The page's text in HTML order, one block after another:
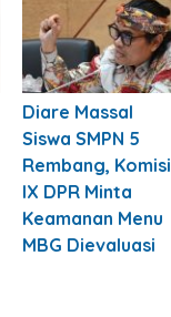
Diare Massal
Siswa SMPN 5
Rembang, Komisi
IX DPR Minta
Keamanan Menu
MBG Dievaluasi